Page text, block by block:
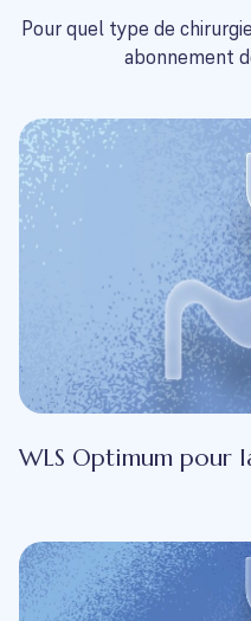
Pour quel type de
abonnement
WLS Optimum pour